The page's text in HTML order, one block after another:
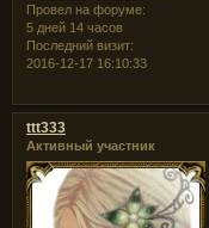
Провел на форуме:
5 дней 14 часов
Последний визит:
2016-12-17 16:10:33
ttt333
Активный участник